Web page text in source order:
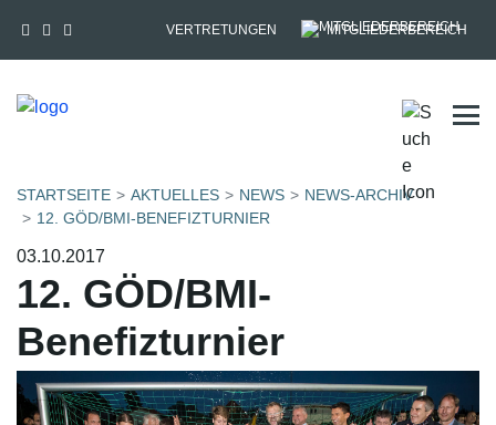
VERTRETUNGEN MITGLIEDERBEREICH
STARTSEITE AKTUELLES NEWS
NEWS-ARCHIV
12. GÖD/BMI-BENEFIZTURNIER
03.10.2017
12. GÖD/BMI-
Benefizturnier